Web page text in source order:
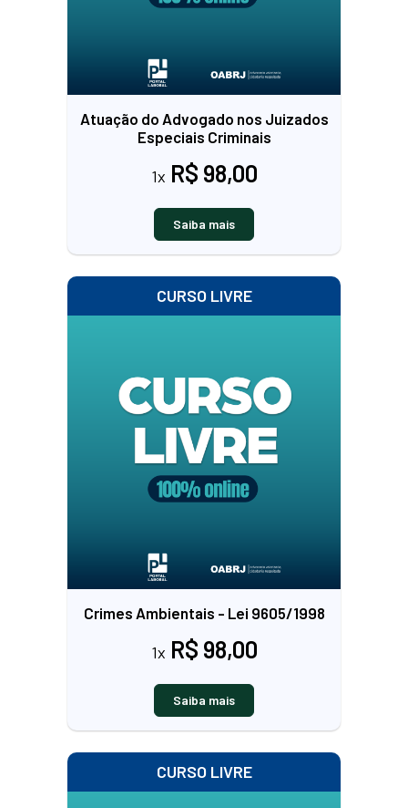
Atuação do Advogado nos Juizados
Especiais Criminais
1x R$ 98,00
Saiba mais
CURSO LIVRE
Crimes Ambientais - Lei 9605/1998
1x R$ 98,00
Saiba mais
CURSO LIVRE